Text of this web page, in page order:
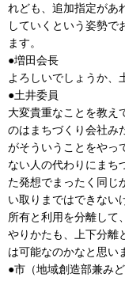
れども、追加指定があ
していくという姿勢で
ます。
●増田会長
よろしいでしょうか、
●土井委員
大変貴重なことを教え
のはまちづくり会社み
がそういうことをやっ
ない人の代わりにまち
た発想でまったく同じ
い取りまではできない
所有と利用を分離して
やりかたも、上下分離
は可能なのかなと思い
●市（地域創造部兼み